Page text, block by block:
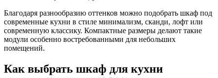
Благодаря разнообразию оттенков можно подобрать шкаф под
современные кухни в стиле минимализм, сканди, лофт или
современную классику. Компактные размеры делают такие
модули особенно востребованными для небольших
помещений.
Как выбрать шкаф для кухни